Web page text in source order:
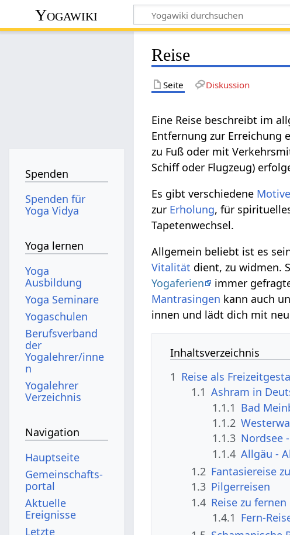
Yogawiki
Reise
Seite Diskussion
Eine Reise beschreibt im
Entfernung zur Erreichung
zu Fuß oder mit
Schiff oder Flugzeug)
Es gibt verschiedene Motive
zur Erholung, für
Tapetenwechsel.
Allgemein beliebt ist es
Vitalität dient, zu widmen.
Yogaferien
immer
Mantrasingen kann auch
innen und lädt dich mit
Inhaltsverzeichnis
1 Reise als
1.1 Ashram in
1.1.1 Bad
1.1.2
1.1.3 Nordsee
1.1.4 Allgäu -
1.2 Fantasiereise
1.3 Pilgerreisen
1.4 Reise zu
1.4.1 Fern-
Spenden
Spenden für
Yoga Vidya
Yoga lernen
Yoga
Ausbildung
Yoga Seminare
Yogaschulen
Berufsverband
der
Yogalehrer/inne
n
Yogalehrer
Verzeichnis
Navigation
Hauptseite
Gemeinschafts­
portal
Aktuelle
Ereignisse
Letzte